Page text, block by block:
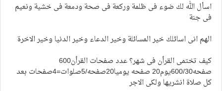
اسأل الله لك ضوء فى ظلمة وركعة فى صحة ودمعة فى خشية ونعيم
فى جنة
الهم انى اسائلك خير المسائلة وخير الدعاء وخير الدنيا وخير الاخرة
كيف تختمى القرأن فى شهر؟ عدد صفحات القرأن600
صفحه600/30يوم20 صفحه يوميا20صفحه/5صلوات=4صفحات بعد
كل صلاة انشريها ولكى الاجر